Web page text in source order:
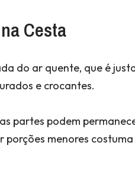
Cesta
do ar quente, que é
e crocantes.
partes podem
menores